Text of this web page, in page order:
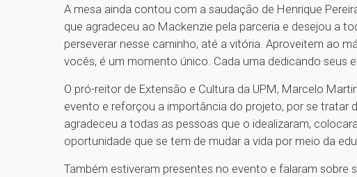
A mesa ainda contou com a saudação de Henrique
que agradeceu ao Mackenzie pela parceria e desejou a
perseverar nesse caminho, até a vitória. Aproveitem ao
vocês, é um momento único. Cada uma dedicando seus
O pró-reitor de Extensão e Cultura da UPM, Marcelo
evento e reforçou a importância do projeto, por se tratar
agradeceu a todas as pessoas que o idealizaram,
oportunidade que se tem de mudar a vida por meio da
Também estiveram presentes no evento e falaram sobre